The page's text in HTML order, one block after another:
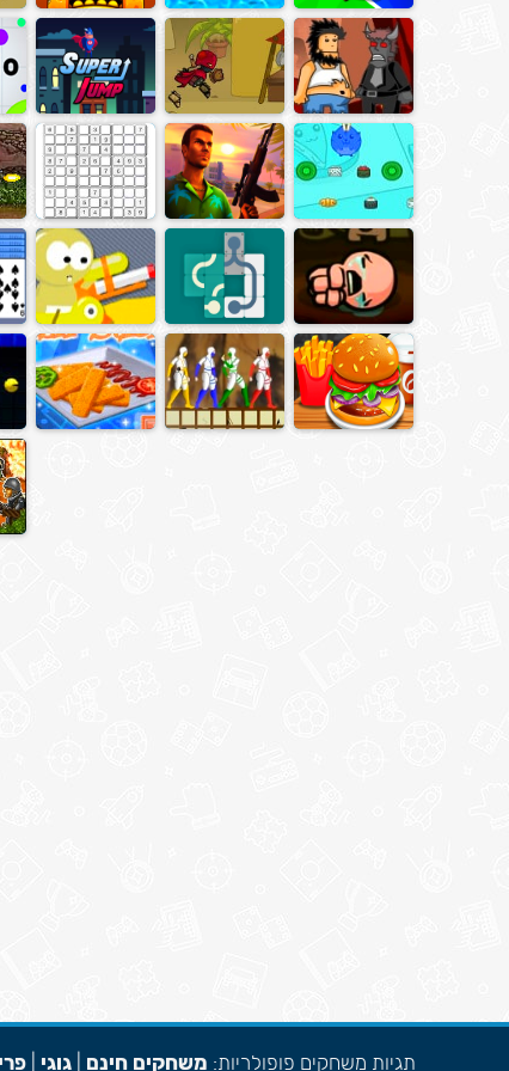
תגיות משחקים פופולריות: משחקים חינם גוגי